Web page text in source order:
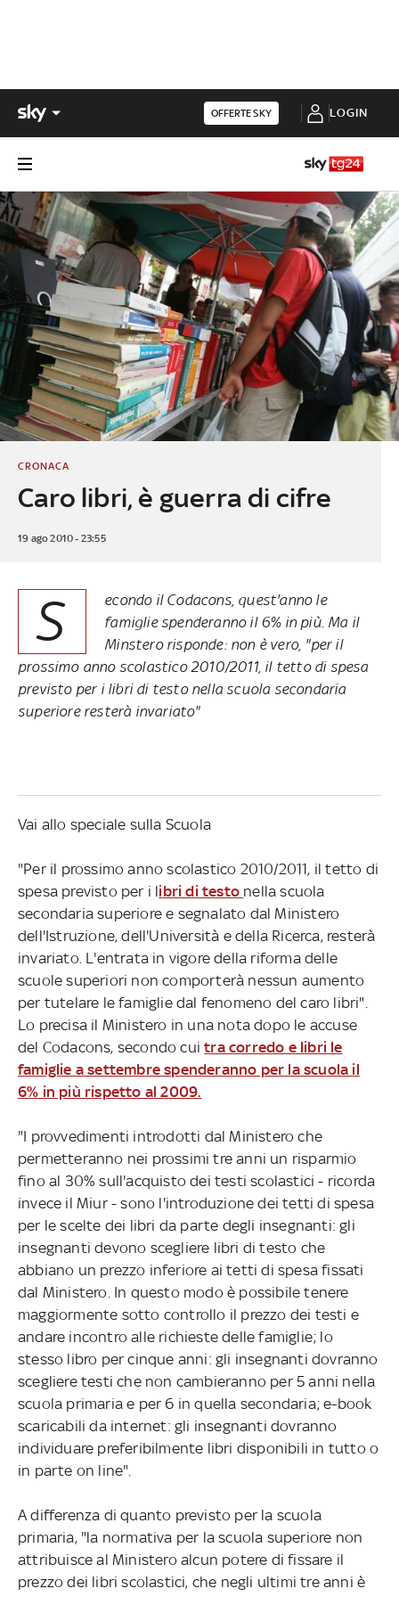
OFFERTE SKY LOGIN
Caro libri, è guerra di cifre
CRONACA
19 ago 2010 - 23:55
S
econdo il Codacons, quest'anno le
famiglie spenderanno il 6% in più. Ma il
Minstero risponde: non è vero, "per il
prossimo anno scolastico 2010/2011, il tetto di spesa
previsto per i libri di testo nella scuola secondaria
superiore resterà invariato"
Vai allo speciale sulla Scuola
"Per il prossimo anno scolastico 2010/2011, il tetto di
spesa previsto per i libri di testo nella scuola
secondaria superiore e segnalato dal Ministero
dell'Istruzione, dell'Università e della Ricerca, resterà
invariato. L'entrata in vigore della riforma delle
scuole superiori non comporterà nessun aumento
per tutelare le famiglie dal fenomeno del caro libri".
Lo precisa il Ministero in una nota dopo le accuse
del Codacons, secondo cuitra corredo e libri le
famiglie a settembre spenderanno per la scuola il
6% in più rispetto al 2009.
"I provvedimenti introdotti dal Ministero che
permetteranno nei prossimi tre anni un risparmio
fino al 30% sull'acquisto dei testi scolastici - ricorda
invece il Miur - sono l'introduzione dei tetti di spesa
per le scelte dei libri da parte degli insegnanti: gli
insegnanti devono scegliere libri di testo che
abbiano un prezzo inferiore ai tetti di spesa fissati
dal Ministero. In questo modo è possibile tenere
maggiormente sotto controllo il prezzo dei testi e
andare incontro alle richieste delle famiglie; lo
stesso libro per cinque anni: gli insegnanti dovranno
scegliere testi che non cambieranno per 5 anni nella
scuola primaria e per 6 in quella secondaria; e-book
scaricabili da internet: gli insegnanti dovranno
individuare preferibilmente libri disponibili in tutto o
in parte on line".
A differenza di quanto previsto per la scuola
primaria, "la normativa per la scuola superiore non
attribuisce al Ministero alcun potere di fissare il
prezzo dei libri scolastici, che negli ultimi tre anni è